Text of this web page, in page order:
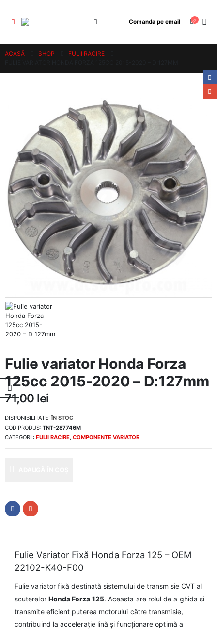
Comanda pe email
ACASĂ SHOP
FULII RACIRE
Fulie variator Honda Forza
125cc 2015-2020 – D:127mm
71,00 lei
DISPONIBILITATE: ÎN STOC
COD PRODUS: TNT-287746M
CATEGORII: FULII RACIRE, COMPONENTE VARIATOR
Fulie Variator Fixă Honda Forza 125 – OEM
22102-K40-F00
Fulie variator fixă destinată sistemului de transmisie CVT al
scuterelor Honda Forza 125. Aceasta are rolul de a ghida și
transmite eficient puterea motorului către transmisie,
contribuind la accelerație lină și funcționare optimă a